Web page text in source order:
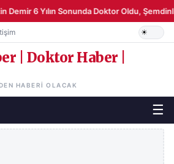
Demir 6 Yılın Sonunda Doktor Oldu,
| Doktor Haber |
HABERI OLACAK
☰